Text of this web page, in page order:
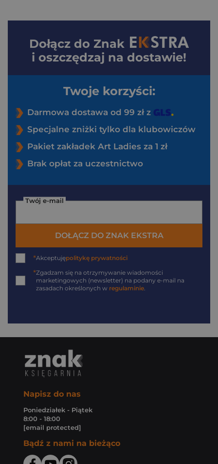
Dołącz do Znak
i oszczędzaj na dostawie!
Twoje korzyści:
Darmowa dostawa od 99 zł z
Specjalne zniżki tylko dla klubowiczów
Pakiet zakładek Art Ladies za 1 zł
Brak opłat za uczestnictwo
Twój e-mail
DOŁĄCZ DO ZNAK EKSTRA
*Akceptujępolitykę prywatności
*Zgadzam się na otrzymywanie wiadomości
marketingowych (newsletter) na podany e-mail na
zasadach określonych w regulaminie
Napisz do nas
Poniedziałek - Piątek
8:00 - 18:00
[email protected]
Bądź z nami na bieżąco